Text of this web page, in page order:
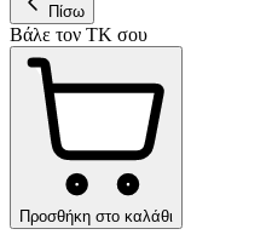
Πίσω
Βάλε τον ΤΚ σου
Προσθήκη στο καλάθι